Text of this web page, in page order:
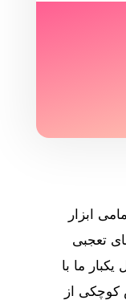
ابزار
تعجبی
یکبار ما با
کوچکی از